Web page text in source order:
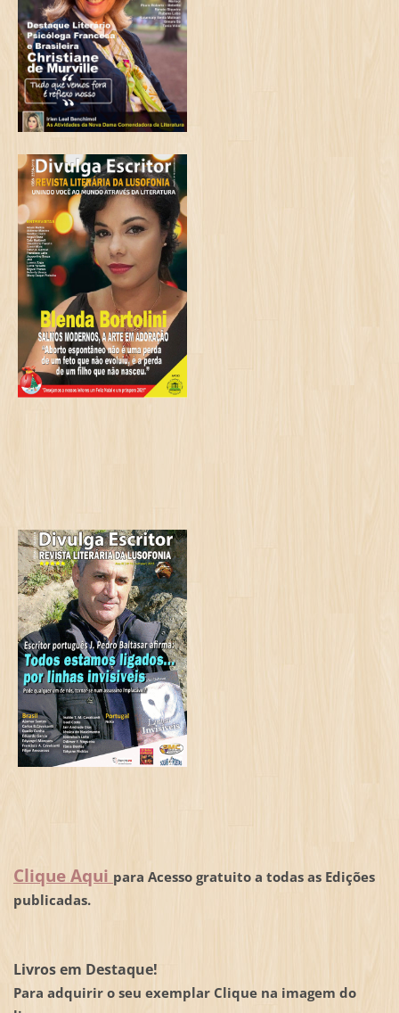
Clique Aqui para Acesso gratuito a todas as Edições
publicadas.
Livros em Destaque!
Para adquirir o seu exemplar Clique na imagem do